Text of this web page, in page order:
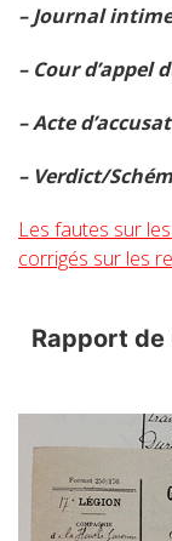
– Journal intime
– Cour d’appel
– Acte
– Verdict/
Les fautes sur
corrigés sur les
Rapport de